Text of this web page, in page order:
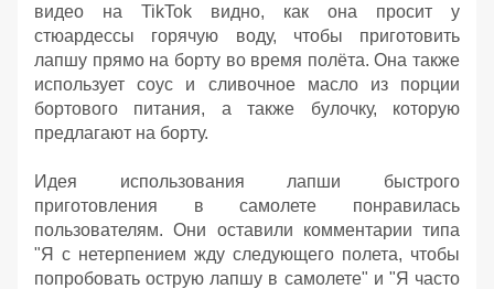
видео на TikTok видно, как она просит у
стюардессы горячую воду, чтобы приготовить
лапшу прямо на борту во время полёта. Она также
использует соус и сливочное масло из порции
бортового питания, а также булочку, которую
предлагают на борту.
Идея использования лапши быстрого
приготовления в самолете понравилась
пользователям. Они оставили комментарии типа
"Я с нетерпением жду следующего полета, чтобы
попробовать острую лапшу в самолете" и "Я часто